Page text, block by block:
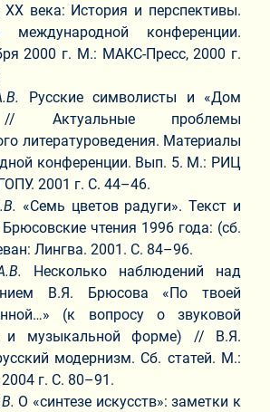
XX века: История и перспективы.
международной конференции.
2000 г. М.: МАКС-Пресс, 2000 г.
Русские символисты и «Дом
Актуальные проблемы
литературоведения. Материалы
конференции. Вып. 5. М.: РИЦ
2001 г. С. 44–46.
«Семь цветов радуги». Текст и
чтения 1996 года: (сб.
Лингва. 2001. С. 84–96.
Несколько наблюдений над
В.Я. Брюсова «По твоей
(к вопросу о звуковой
и музыкальной форме) // В.Я.
модернизм. Сб. статей. М.:
г. С. 80–91.
О «синтезе искусств»: заметки к